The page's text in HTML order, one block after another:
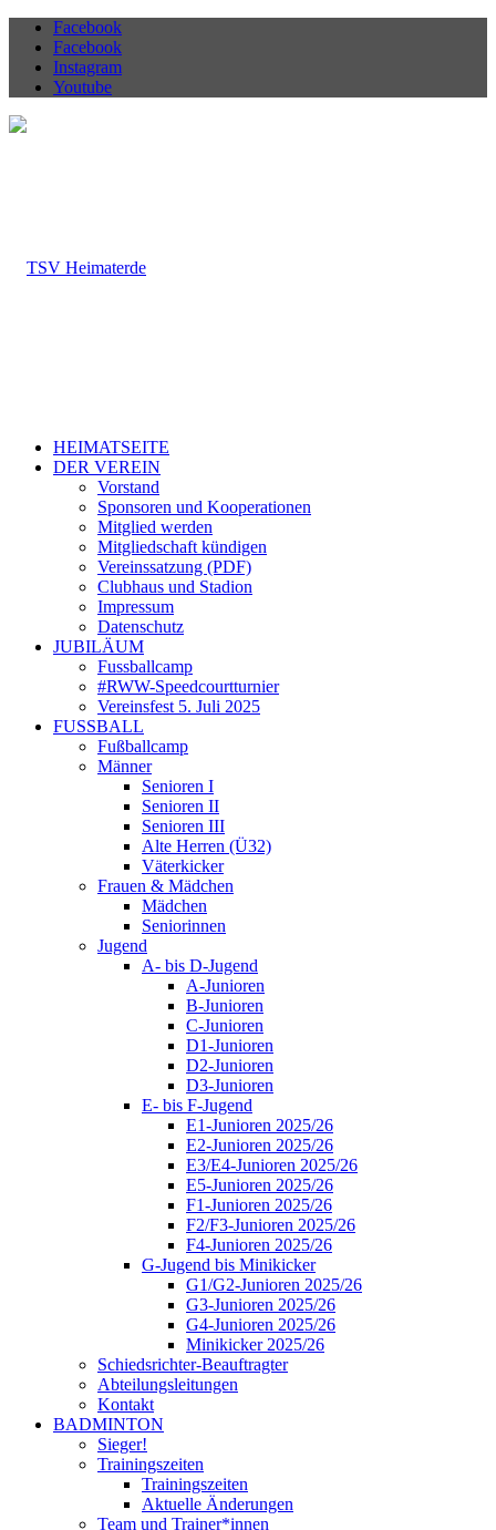
Facebook
Facebook
Instagram
Youtube
HEIMATSEITE
DER VEREIN
Vorstand
Sponsoren und Kooperationen
Mitglied werden
Mitgliedschaft kündigen
Vereinssatzung (PDF)
Clubhaus und Stadion
Impressum
Datenschutz
JUBILÄUM
Fussballcamp
#RWW-Speedcourtturnier
Vereinsfest 5. Juli 2025
FUSSBALL
Fußballcamp
Männer
Senioren I
Senioren II
Senioren III
Alte Herren (Ü32)
Väterkicker
Frauen & Mädchen
Mädchen
Seniorinnen
Jugend
A- bis D-Jugend
A-Junioren
B-Junioren
C-Junioren
D1-Junioren
D2-Junioren
D3-Junioren
E- bis F-Jugend
E1-Junioren 2025/26
E2-Junioren 2025/26
E3/E4-Junioren 2025/26
E5-Junioren 2025/26
F1-Junioren 2025/26
F2/F3-Junioren 2025/26
F4-Junioren 2025/26
G-Jugend bis Minikicker
G1/G2-Junioren 2025/26
G3-Junioren 2025/26
G4-Junioren 2025/26
Minikicker 2025/26
Schiedsrichter-Beauftragter
Abteilungsleitungen
Kontakt
BADMINTON
Sieger!
Trainingszeiten
Trainingszeiten
Aktuelle Änderungen
Team und Trainer*innen